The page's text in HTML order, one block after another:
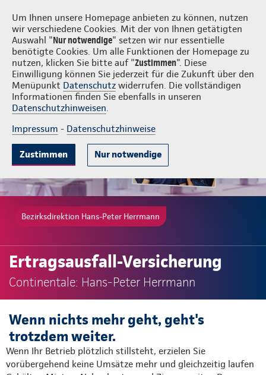
Um Ihnen unsere Homepage anbieten zu können, nutzen
wir verschiedene Cookies. Mit der von Ihnen getätigten
Auswahl "Nur notwendige" setzen wir nur essentielle
benötigte Cookies. Um alle Funktionen der Homepage zu
nutzen, klicken Sie bitte auf "Zustimmen". Diese
Einwilligung können Sie jederzeit für die Zukunft über den
Menüpunkt Datenschutz widerrufen. Die vollständigen
Informationen finden Sie ebenfalls in unseren
Datenschutzhinweisen.
Impressum - Datenschutzhinweise
Zustimmen Nur notwendige
Hans-Peter Herrmann Login
Gute Gründe Tarife & Leistungen Wissenwertes Beratung &
Bezirksdirektion Hans-Peter Herrmann
Ertragsausfall-Versicherung
Continentale: Hans-Peter Herrmann
Wenn nichts mehr geht, geht's
trotzdem weiter.
Wenn Ihr Betrieb plötzlich stillsteht, erzielen Sie
vorübergehend keine Umsätze mehr und gleichzeitig laufen